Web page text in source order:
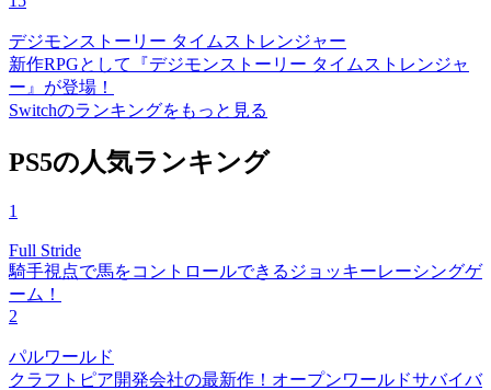
デジモンストーリー タイムストレンジャー
新作RPGとして『デジモンストーリー タイムストレンジャ
ー』が登場！
Switchのランキングをもっと見る
PS5の人気ランキング
1
Full Stride
騎手視点で馬をコントロールできるジョッキーレーシングゲ
ーム！
2
パルワールド
クラフトピア開発会社の最新作！オープンワールドサバイバ